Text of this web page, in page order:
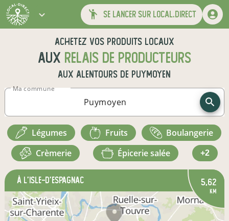
se lancer sur local.direct
Achetez vos produits locaux
aux relais de producteurs
aux alentours de Puymoyen
Ma commune
légumes fruits
boulangerie
crèmerie
épicerie salée +2
à L'Isle-d'Espagnac 5,62
km